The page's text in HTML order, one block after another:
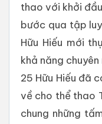
thao với khởi
bước qua tập
Hữu Hiếu mới
khả năng
25 Hữu Hiếu đã
về cho thể thao
chung những